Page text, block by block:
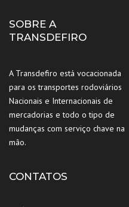
SOBRE A
TRANSDEFIRO
A Transdefiro está vocacionada
para os transportes rodoviários
Nacionais e Internacionais de
mercadorias e todo o tipo de
mudanças com serviço chave na
mão.
CONTATOS